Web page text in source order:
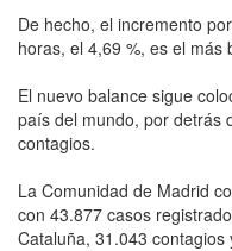
De hecho, el incremento
horas, el 4,69 %, es el más
El nuevo balance sigue
país del mundo, por detrás
contagios.
La Comunidad de Madrid
con 43.877 casos
Cataluña, 31.043 contagios